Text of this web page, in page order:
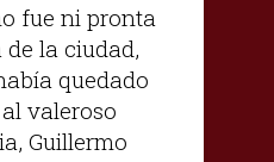
fue ni pronta
la ciudad,
quedado
valeroso
Guillermo